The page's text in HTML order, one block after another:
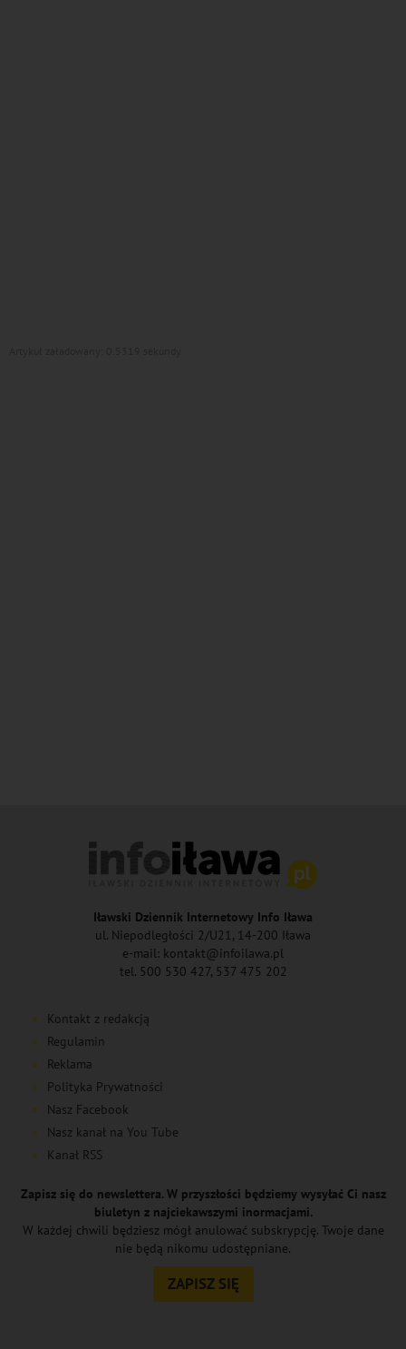
Iławski Dziennik Internetowy Info Iława
ul. Niepodległości 2/U21, 14-200 Iława
e-mail: kontakt@infoilawa.pl
tel. 500 530 427, 537 475 202
Kontakt z redakcją
Regulamin
Reklama
Polityka Prywatności
Nasz Facebook
Nasz kanał na You Tube
Kanał RSS
Zapisz się do newslettera. W przyszłości będziemy wysyłać Ci nasz
biuletyn z najciekawszymi inormacjami.
W każdej chwili będziesz mógł anulować subskrypcję. Twoje dane
nie będą nikomu udostępniane.
ZAPISZ SIĘ